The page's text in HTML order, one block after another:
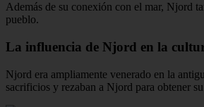
Además de su conexión con el mar, Njord
pueblo.
La influencia de Njord en la
Njord era ampliamente venerado en la
sacrificios y rezaban a Njord para obtener